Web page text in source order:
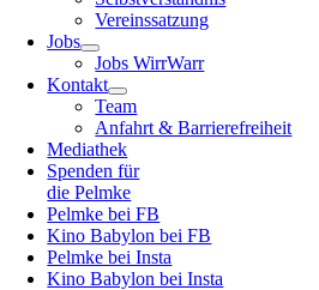
Vereinssatzung
Jobs
Jobs WirrWarr
Kontakt
Team
Anfahrt & Barrierefreiheit
Mediathek
Spenden für
die Pelmke
Pelmke bei FB
Kino Babylon bei FB
Pelmke bei Insta
Kino Babylon bei Insta